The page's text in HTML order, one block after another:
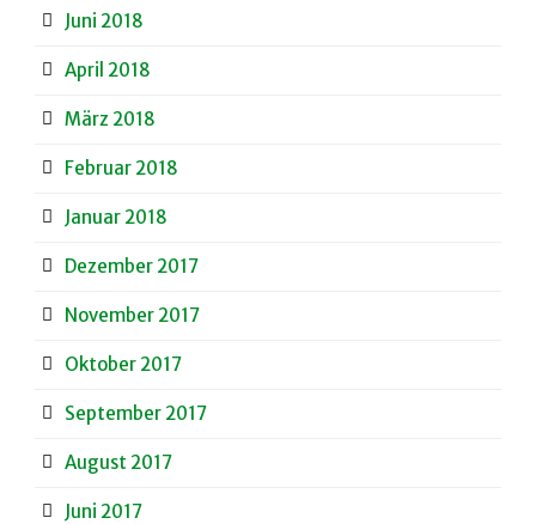
Juni 2018
April 2018
März 2018
Februar 2018
Januar 2018
Dezember 2017
November 2017
Oktober 2017
September 2017
August 2017
Juni 2017